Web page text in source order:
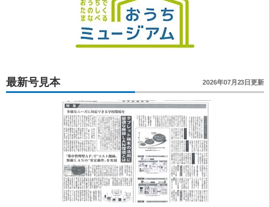
最新号見本 2026年07月23日更新